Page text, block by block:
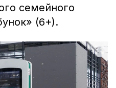
семейного
(6+).